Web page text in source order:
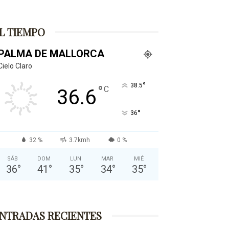
TIEMPO
DE MALLORCA
Claro
36.6°C 38.5°
36°
32 % 3.7kmh 0 %
SÁB
36°
DOM
41 °
LUN
35°
MAR
34°
MIÉ
35°
RECIENTES